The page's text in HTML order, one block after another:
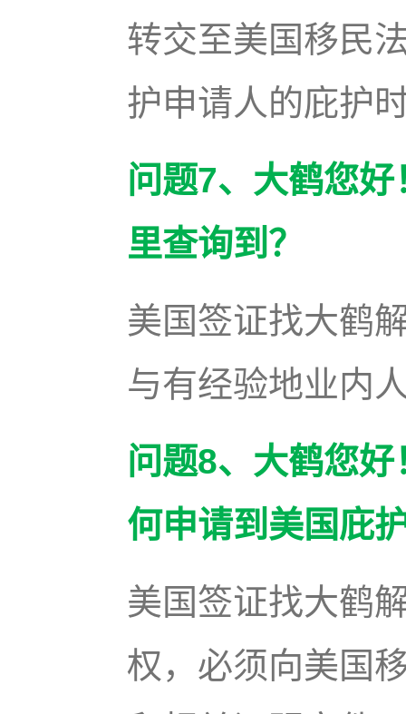
转交至美国移民
护申请人的庇护
问题7、大鹤您
里查询到？
美国签证找大鹤
与有经验地业内
问题8、大鹤您
何申请到美国庇
美国签证找大鹤
权，必须向美国